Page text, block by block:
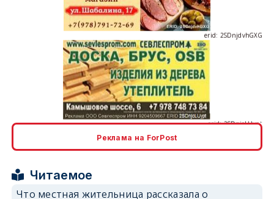
Реклама на ForPost
Читаемое
Что местная жительница рассказала о